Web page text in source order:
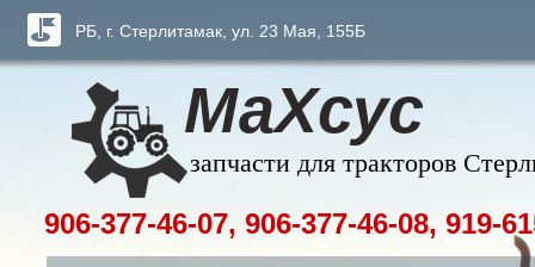
МаХсус
запчасти для тракторов
РБ, г. Стерлитамак, ул. 23 Мая, 155Б
906-377-46-07, 906-377-46-08, 919-